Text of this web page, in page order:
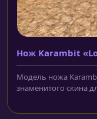
Нож Karambit
Модель ножа
знаменитого скина